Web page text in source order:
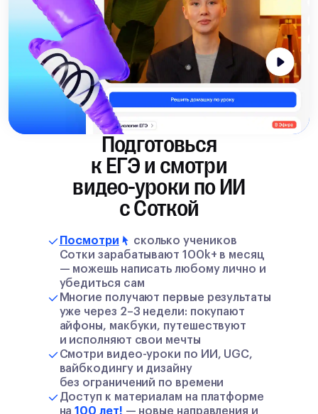
Подготовься
к ЕГЭ и смотри
видео-уроки по ИИ
с Соткой
Посмотри
сколько учеников
Сотки зарабатывают 100k+ в месяц
— можешь написать любому лично и
убедиться сам
Многие получают первые результаты
уже через 2–3 недели: покупают
айфоны, макбуки, путешествуют
и исполняют свои мечты
Смотри видео-уроки по ИИ, UGC,
вайбкодингу и дизайну
без ограничений по времени
Доступ к материалам на платформе
на100 лет! — новые направления и